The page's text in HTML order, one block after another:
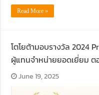
Read More »
โตโยต้ามอบรางวัล 2024
ผู้แทนจำหน่ายยอดเยี่ยม ต
June 19, 2025